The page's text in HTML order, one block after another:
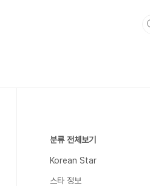
분류 전체보기
Korean Star
스타 정보